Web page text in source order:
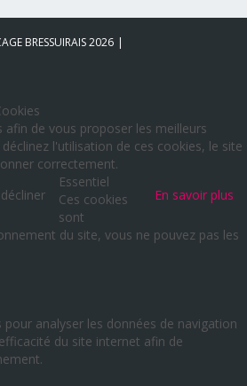
BRESSUIRAIS2026
afin de vous proposer les meilleurs
l'utilisation de ces cookies, le site
correctement.
En savoir plus
Essentiel
Ces cookies
sont
du site, vous ne pouvez pas les
pour analyser les données de navigation
du site internet afin de